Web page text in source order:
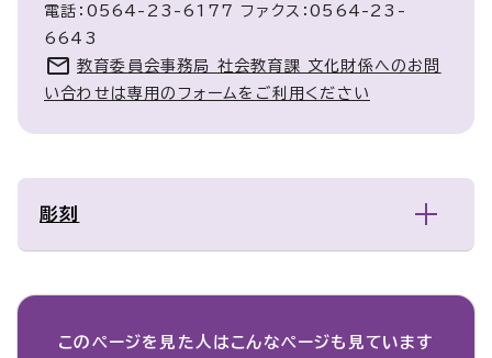
電話：0564-23-6177 ファクス：0564-23-
6643
教育委員会事務局 社会教育課 文化財係へのお問
い合わせは専用のフォームをご利用ください
彫刻
このページを見た人は こんなページも見ています